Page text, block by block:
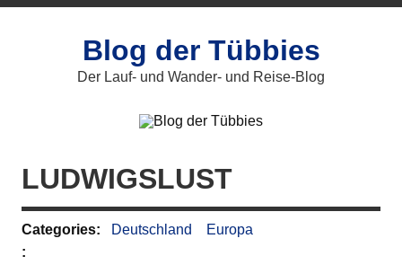
Zum
Blog der Tübbies
Der Lauf- und Wander- und Reise-Blog
LUDWIGSLUST
Categories: Deutschland
Europa
: